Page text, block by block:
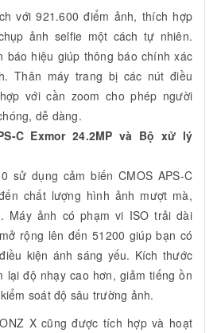
với 921.600 điểm ảnh, thích hợp
ảnh selfie một cách tự nhiên.
báo hiệu giúp thông báo chính xác
Thân máy trang bị các nút điều
với cần zoom cho phép người
dễ dàng.
C Exmor 24.2MP và Bộ xử lý
sử dụng cảm biến CMOS APS-C
chất lượng hình ảnh mượt mà,
Máy ảnh có phạm vi ISO trải dài
rộng lên đến 51200 giúp bạn có
kiện ánh sáng yếu. Kích thước
lại độ nhạy cao hơn, giảm tiếng ồn
soát độ sâu trường ảnh.
X cũng được tích hợp và hoạt